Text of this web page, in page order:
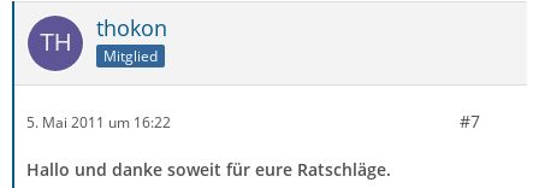
thokon
Mitglied
5. Mai 2011 um 16:22 #7
Hallo und danke soweit für eure Ratschläge.